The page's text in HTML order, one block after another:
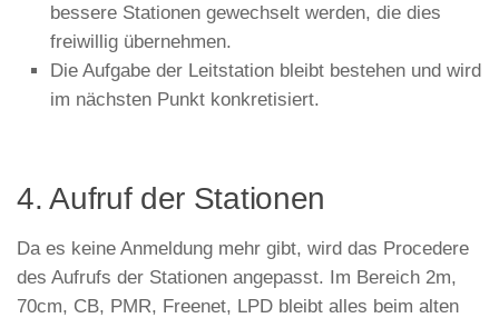
bessere Stationen gewechselt werden, die dies
freiwillig übernehmen.
Die Aufgabe der Leitstation bleibt bestehen und wird
im nächsten Punkt konkretisiert.
4. Aufruf der Stationen
Da es keine Anmeldung mehr gibt, wird das Procedere
des Aufrufs der Stationen angepasst. Im Bereich 2m,
70cm, CB, PMR, Freenet, LPD bleibt alles beim alten